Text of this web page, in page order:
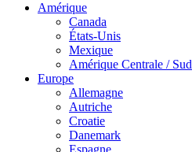
Amérique
Canada
États-Unis
Mexique
Amérique Centrale / Sud
Europe
Allemagne
Autriche
Croatie
Danemark
Espagne